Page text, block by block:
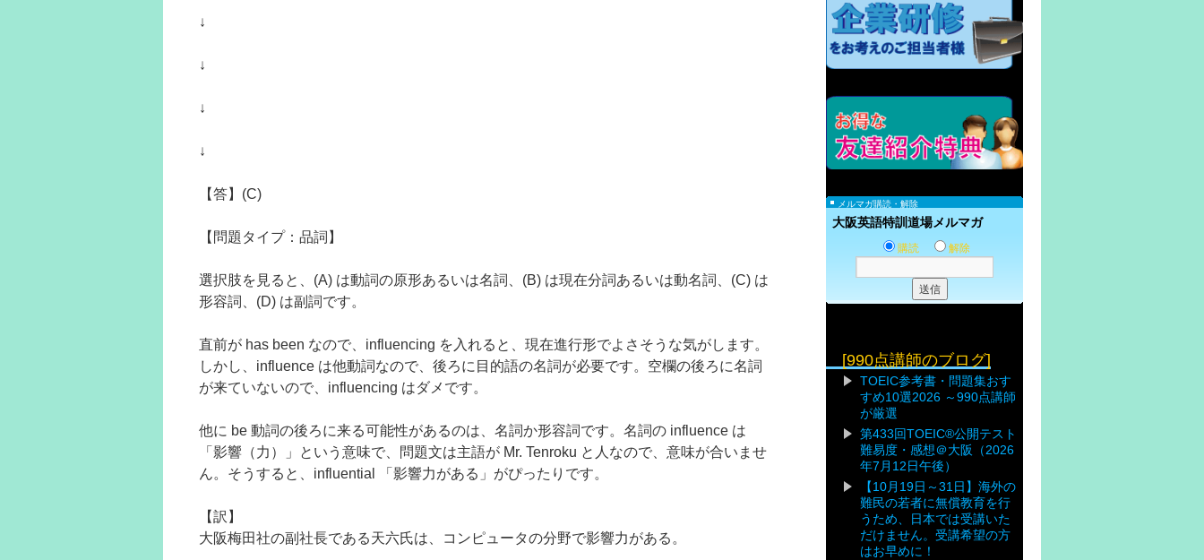
↓
↓
↓
↓
【答】(C)
【問題タイプ：品詞】
選択肢を見ると、(A) は動詞の原形あるいは名詞、(B) は現在分詞あるいは動名詞、(C) は
形容詞、(D) は副詞です。
直前が has been なので、influencing を入れると、現在進行形でよさそうな気がします。
しかし、influence は他動詞なので、後ろに目的語の名詞が必要です。空欄の後ろに名詞
が来ていないので、influencing はダメです。
他に be 動詞の後ろに来る可能性があるのは、名詞か形容詞です。名詞の influence は
「影響（力）」という意味で、問題文は主語が Mr. Tenroku と人なので、意味が合いませ
ん。そうすると、influential 「影響力がある」がぴったりです。
【訳】
大阪梅田社の副社長である天六氏は、コンピュータの分野で影響力がある。
メルマガ購読・解除
大阪英語特訓道場メルマガ
購読 解除
[990点講師のブログ]
TOEIC参考書・問題集おす
すめ10選2026 ～990点講師
が厳選
第433回TOEIC®公開テスト
難易度・感想＠大阪（2026
年7月12日午後）
【10月19日～31日】海外の
難民の若者に無償教育を行
うため、日本では受講いた
だけません。受講希望の方
はお早めに！